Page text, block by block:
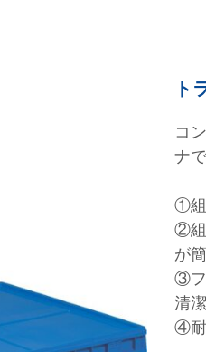
ト
コ
ナで
①組
②組
が
③フ
清
④耐